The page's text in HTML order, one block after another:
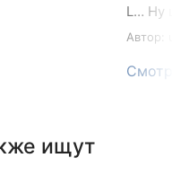
L… Ну
Автор:
ищут